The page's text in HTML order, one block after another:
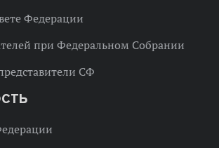
Федерации
при Федеральном Собрании
СФ